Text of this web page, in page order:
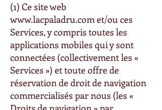
(1) Ce site web
www.lacpaladru.comet/ou ces
Services, y compris toutes les
applications mobiles qui y sont
connectées (collectivement les «
Services ») et toute offre de
réservation de droit de navigation
commercialisés par nous (les «